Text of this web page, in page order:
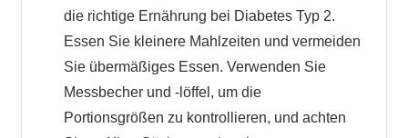
die richtige Ernährung bei Diabetes Typ 2.
Essen Sie kleinere Mahlzeiten und vermeiden
Sie übermäßiges Essen. Verwenden Sie
Messbecher und -löffel, um die
Portionsgrößen zu kontrollieren, und achten